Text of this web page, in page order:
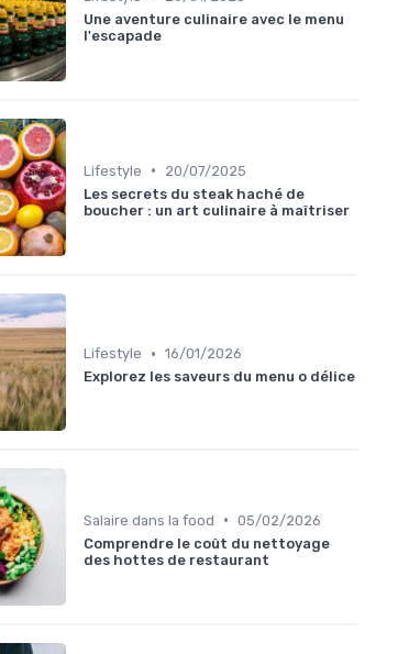
Une aventure culinaire avec le menu
l'escapade
Lifestyle •
20/07/2025
Les secrets du steak haché de
boucher : un art culinaire à maîtriser
Lifestyle • 16/01/2026
Explorez les saveurs du menu o délice
Salaire dans la food • 05/02/2026
Comprendre le coût du nettoyage
des hottes de restaurant